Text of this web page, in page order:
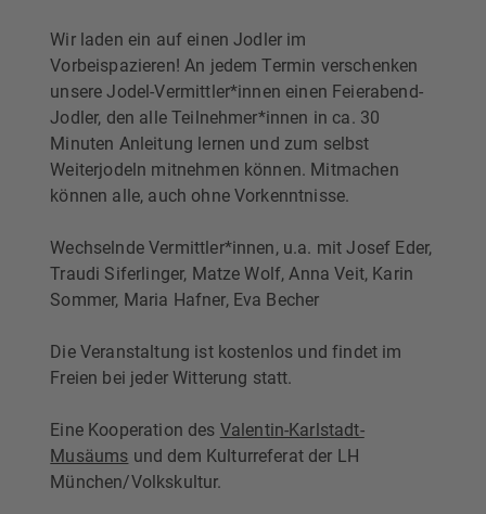
Wir laden ein auf einen Jodler im
Vorbeispazieren! An jedem Termin verschenken
unsere Jodel-Vermittler*innen einen Feierabend-
Jodler, den alle Teilnehmer*innen in ca. 30
Minuten Anleitung lernen und zum selbst
Weiterjodeln mitnehmen können. Mitmachen
können alle, auch ohne Vorkenntnisse.
Wechselnde Vermittler*innen, u.a. mit Josef Eder,
Traudi Siferlinger, Matze Wolf, Anna Veit, Karin
Sommer, Maria Hafner, Eva Becher
Die Veranstaltung ist kostenlos und findet im
Freien bei jeder Witterung statt.
Eine Kooperation des Valentin-Karlstadt-
Musäums und dem Kulturreferat der LH
München/Volkskultur.